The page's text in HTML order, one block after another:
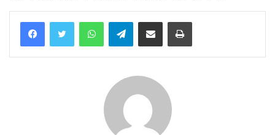
WhatsAppTelegramShare via Email Print